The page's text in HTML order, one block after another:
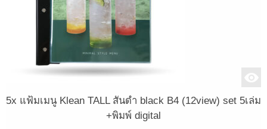
5x แฟ้มเมนู Klean TALL สันดำ black B4 (12view) set 5เล่ม
+พิมพ์ digital